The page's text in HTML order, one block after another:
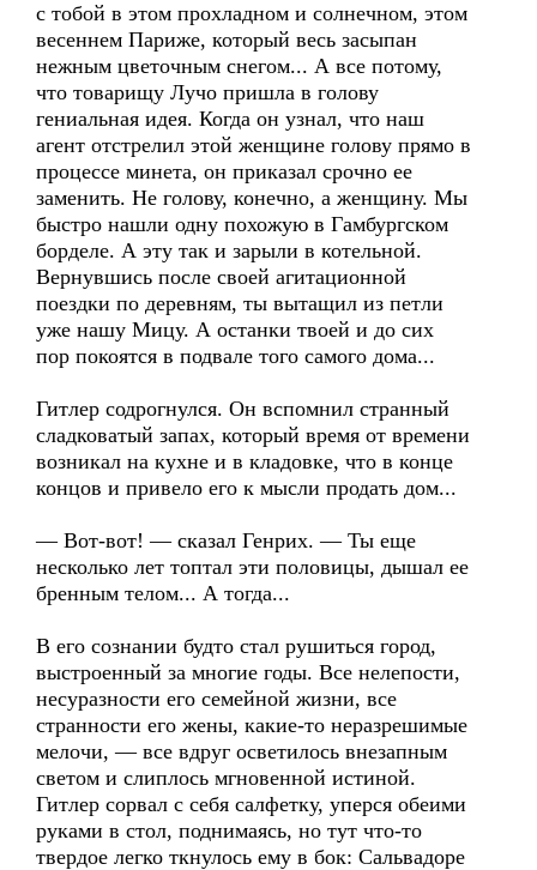
с тобой в этом прохладном и солнечном, этом
весеннем Париже, который весь засыпан
нежным цветочным снегом... А все потому,
что товарищу Лучо пришла в голову
гениальная идея. Когда он узнал, что наш
агент отстрелил этой женщине голову прямо в
процессе минета, он приказал срочно ее
заменить. Не голову, конечно, а женщину. Мы
быстро нашли одну похожую в Гамбургском
борделе. А эту так и зарыли в котельной.
Вернувшись после своей агитационной
поездки по деревням, ты вытащил из петли
уже нашу Мицу. А останки твоей и до сих
пор покоятся в подвале того самого дома...
Гитлер содрогнулся. Он вспомнил странный
сладковатый запах, который время от времени
возникал на кухне и в кладовке, что в конце
концов и привело его к мысли продать дом...
— Вот-вот! — сказал Генрих. — Ты еще
несколько лет топтал эти половицы, дышал ее
бренным телом... А тогда...
В его сознании будто стал рушиться город,
выстроенный за многие годы. Все нелепости,
несуразности его семейной жизни, все
странности его жены, какие-то неразрешимые
мелочи, — все вдруг осветилось внезапным
светом и слиплось мгновенной истиной.
Гитлер сорвал с себя салфетку, уперся обеими
руками в стол, поднимаясь, но тут что-то
твердое легко ткнулось ему в бок: Сальвадоре